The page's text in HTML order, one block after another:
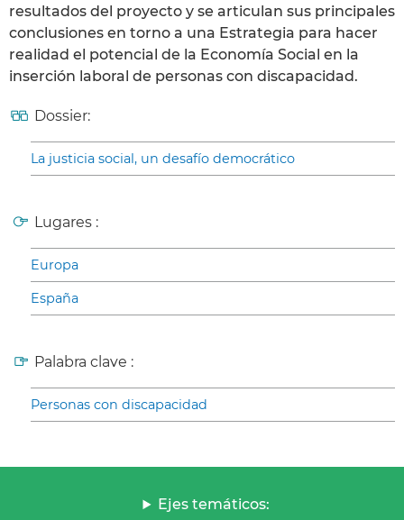
resultados del proyecto y se articulan sus principales
conclusiones en torno a una Estrategia para hacer
realidad el potencial de la Economía Social en la
inserción laboral de personas con discapacidad.
Dossier:
La justicia social, un desafío democrático
Lugares :
Europa
España
Palabra clave :
Personas con discapacidad
Ejes temáticos: